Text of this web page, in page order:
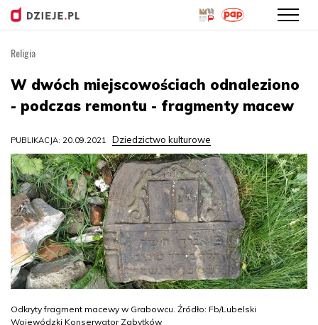
treści
Religia
W dwóch miejscowościach odnaleziono
- podczas remontu - fragmenty macew
PUBLIKACJA: 20.09.2021 Dziedzictwo kulturowe
Odkryty fragment macewy w Grabowcu. Źródło: Fb/Lubelski
Wojewódzki Konserwator Zabytków